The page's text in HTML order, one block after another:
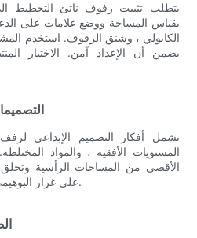
يتطلب تثبيت رفوف ناتئ التخطيط
بقياس المساحة ووضع علامات على
الكابولي ، وشنق الرفوف. استخدم
يضمن أن الإعداد آمن. الاختبار
تشمل أفكار التصميم الإبداعي
المستويات الأفقية ، والمواد
الأقصى من المساحات الرأسية
على غرار البوهيمي ، مما يعزز جماليات أي غرفة.